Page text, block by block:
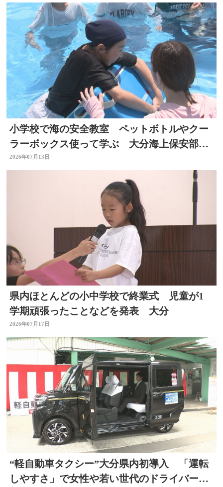
小学校で海の安全教室 ペットボトルやクー
ラーボックス使って学ぶ 大分海上保安部が
初開催
2026年07月13日
県内ほとんどの小中学校で終業式 児童が1
学期頑張ったことなどを発表 大分
2026年07月17日
“軽自動車タクシー”大分県内初導入 「運転
しやすさ」で女性や若い世代のドライバー確